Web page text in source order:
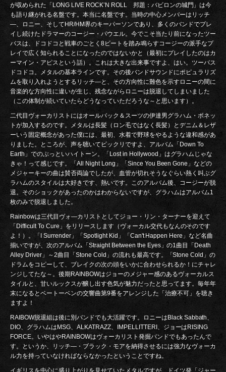
が収められた「LONG LIVE ROCK’N ROLL 邦題：バビロンの城門」は今
も語り継がれる名盤です。本当に名盤です。当時の中心メンバーはリッチ
―、ロニー、そしてHR/HM界のキーパーソンであり、多くのバンドでプレ
イし続けたドラマーのコージー・パウエル。今でこそ当たり前になったツー
バスは、ドコドコと戦車のごとく8ビートを踏み鳴らすコージーの派手なプ
レイで広く知られることになったのではないかと（最初にプレイしたのはカ
ーマイン・アピスという話）。これは大きな出来事ですよ、はい。ツーバス
ドコドコ。メタルの基本ラインです。その後バンドサウンドにポピュラリズ
ムを取り入れようとするリッチ―と、その方向性に難色を示すロニーの間に
音楽的な方向性に違いが生じ、残念ながらロニーは脱退してしまいました
（この体制が続いていたらどうなっていただろうな～と思います）。
二代目ヴォーカリストにはオールバック＆スーツの伊達男グラハム・ボネッ
トが加入するのです。メタルは長髪（ロン毛ではなく長髪）とデニム＆レザ
ーいう固定概念があった僕には、最初、水着で野球をやるような違和感があ
りました。ところが、声を聴いてビックリですよ、アルバム「Down To
Earth」でのぶっといハイトーン。「Lost in Hollywood」はグラハムじゃな
きゃ！って感じです。「All Night Long」「Since You Been Gone」などの
メジャーキーの曲は賛否両論でしたが、血管が切れそうなぐらい熱く叫ぶグ
ラハムのスタイルは大好きです、熱いです。このアルバム後、コージーが脱
退。そのショックがあったのかはわからないですが、グラハムはアルバム1
枚のみで脱退しました。
Rainbowは三代目ヴォ―カリストとしてジョー・リン・ターナーを迎えて
「Difficult To Cure」をリリースします（ヴォーカル交代もなんのそのです
よ！）。「I Surrender」「Spotlight Kid」「Can't Happen Here」など名曲
揃いですが、次のアルバム「Straight Between the Eyes」の1曲目「Death
Alley Driver」～2曲目「Stone Cold」の流れも最高です。「Stone Cold」の
ドラムをコピーして、ブレイクの次の頭をいかに合わせられるか！にチャレ
ンジしてたな～。後期RAINBOWはジョーのメジャー感のあるヴォーカルス
タイルと、甘いルックスが醸し出す色気が魅力だったと思ってます。毎年年
末になるとベートーベンの交響曲第9番をアレンジした「治療不可」を聴き
ますよ！
RAIBOW脱退組は後に別バンドでも大活躍です。ロニーはBlack Sabbath、
DIO、グラハムはMSG、ALKATRAZZ、IMPELLITTERI、ジョーはRISING
FORCE。いやはやRAINBOWはヴォーカリスト発掘バンドでもあったんで
す。というか、リッチ―・ブラック・モアを納得させるには強力なヴォーカ
ル力を持っていなければならなかったということですね。
イギリスを中心に盛り上がりを見せていたメタルですが、ドイツ発「ジャー